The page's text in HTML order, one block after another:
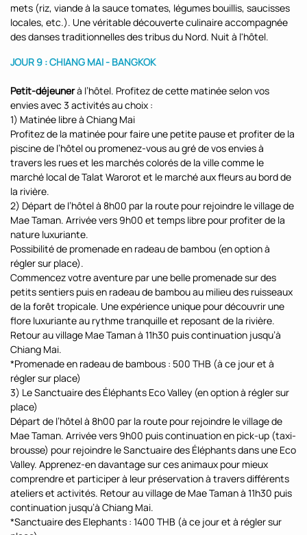
mets (riz, viande à la sauce tomates, légumes bouillis, saucisses
locales, etc.). Une véritable découverte culinaire accompagnée
des danses traditionnelles des tribus du Nord. Nuit à l'hôtel.
JOUR 9 : CHIANG MAI - BANGKOK
Petit-déjeunerà l’hôtel. Profitez de cette matinée selon vos
envies avec 3 activités au choix :
1) Matinée libre à Chiang Mai
Profitez de la matinée pour faire une petite pause et profiter de la
piscine de l’hôtel ou promenez-vous au gré de vos envies à
travers les rues et les marchés colorés de la ville comme le
marché local de Talat Warorot et le marché aux fleurs au bord de
la rivière.
2) Départ de l’hôtel à 8h00 par la route pour rejoindre le village de
Mae Taman. Arrivée vers 9h00 et temps libre pour profiter de la
nature luxuriante.
Possibilité de promenade en radeau de bambou (en option à
régler sur place).
Commencez votre aventure par une belle promenade sur des
petits sentiers puis en radeau de bambou au milieu des ruisseaux
de la forêt tropicale. Une expérience unique pour découvrir une
flore luxuriante au rythme tranquille et reposant de la rivière.
Retour au village Mae Taman à 11h30 puis continuation jusqu’à
Chiang Mai.
*Promenade en radeau de bambous : 500 THB (à ce jour et à
régler sur place)
3) Le Sanctuaire des Éléphants Eco Valley (en option à régler sur
place)
Départ de l’hôtel à 8h00 par la route pour rejoindre le village de
Mae Taman. Arrivée vers 9h00 puis continuation en pick-up (taxi-
brousse) pour rejoindre le Sanctuaire des Éléphants dans une Eco
Valley. Apprenez-en davantage sur ces animaux pour mieux
comprendre et participer à leur préservation à travers différents
ateliers et activités. Retour au village de Mae Taman à 11h30 puis
continuation jusqu’à Chiang Mai.
*Sanctuaire des Elephants : 1400 THB (à ce jour et à régler sur